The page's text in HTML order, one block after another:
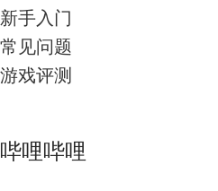
新手入门
常见问题
游戏评测
哔哩哔哩